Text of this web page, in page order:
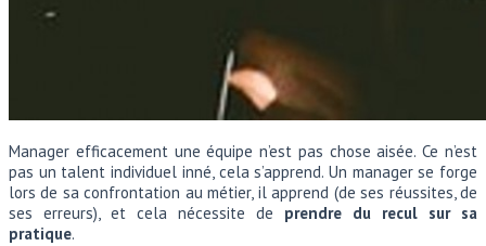
Manager efficacement une équipe n’est pas chose aisée. Ce n’est
pas un talent individuel inné, cela s’apprend. Un manager se forge
lors de sa confrontation au métier, il apprend (de ses réussites, de
ses erreurs), et cela nécessite de prendre du recul sur sa
pratique.